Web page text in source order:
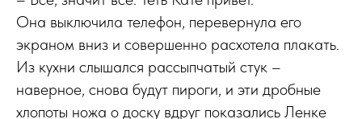
Она выключила телефон, перевернула его
экраном вниз и совершенно расхотела плакать.
Из кухни слышался рассыпчатый стук –
наверное, снова будут пироги, и эти дробные
хлопоты ножа о доску вдруг показались Ленке